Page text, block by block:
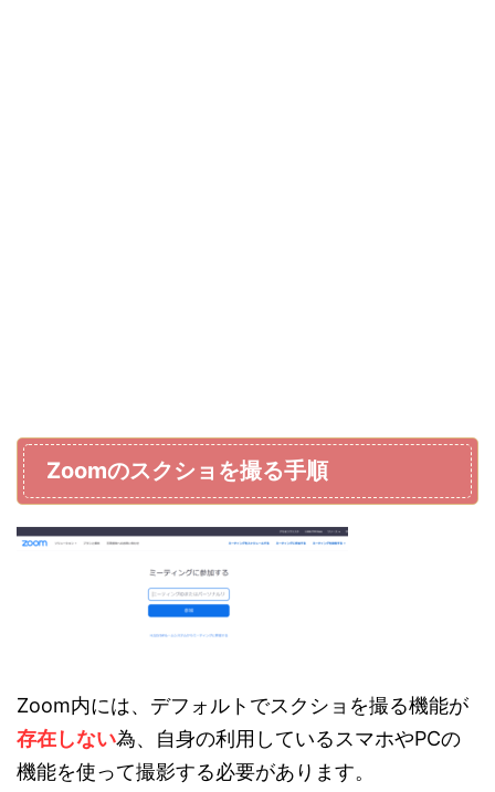
Zoomのスクショを撮る手順
Zoom内には、デフォルトでスクショを撮る機能が
存在しない為、自身の利用しているスマホやPCの
機能を使って撮影する必要があります。